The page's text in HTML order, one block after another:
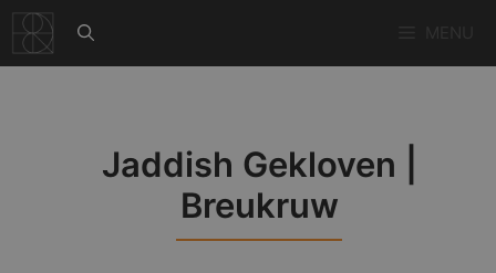
naar
de
Jaddish Gekloven |
Breukruw